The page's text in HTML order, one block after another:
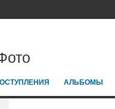
АЛЬБОМЫ